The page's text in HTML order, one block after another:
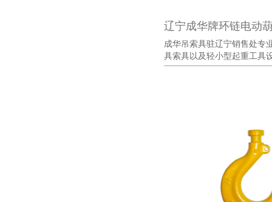
辽宁成华牌环链电动
成华吊索具驻辽宁销售处专
具索具以及轻小型起重工具